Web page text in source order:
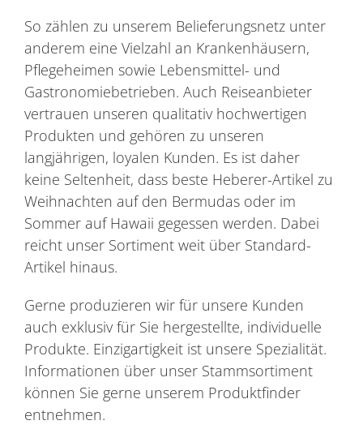
So zählen zu unserem Belieferungsnetz unter
anderem eine Vielzahl an Krankenhäusern,
Pflegeheimen sowie Lebensmittel- und
Gastronomiebetrieben. Auch Reiseanbieter
vertrauen unseren qualitativ hochwertigen
Produkten und gehören zu unseren
langjährigen, loyalen Kunden. Es ist daher
keine Seltenheit, dass beste Heberer-Artikel zu
Weihnachten auf den Bermudas oder im
Sommer auf Hawaii gegessen werden. Dabei
reicht unser Sortiment weit über Standard-
Artikel hinaus.
Gerne produzieren wir für unsere Kunden
auch exklusiv für Sie hergestellte, individuelle
Produkte. Einzigartigkeit ist unsere Spezialität.
Informationen über unser Stammsortiment
können Sie gerne unserem Produktfinder
entnehmen.